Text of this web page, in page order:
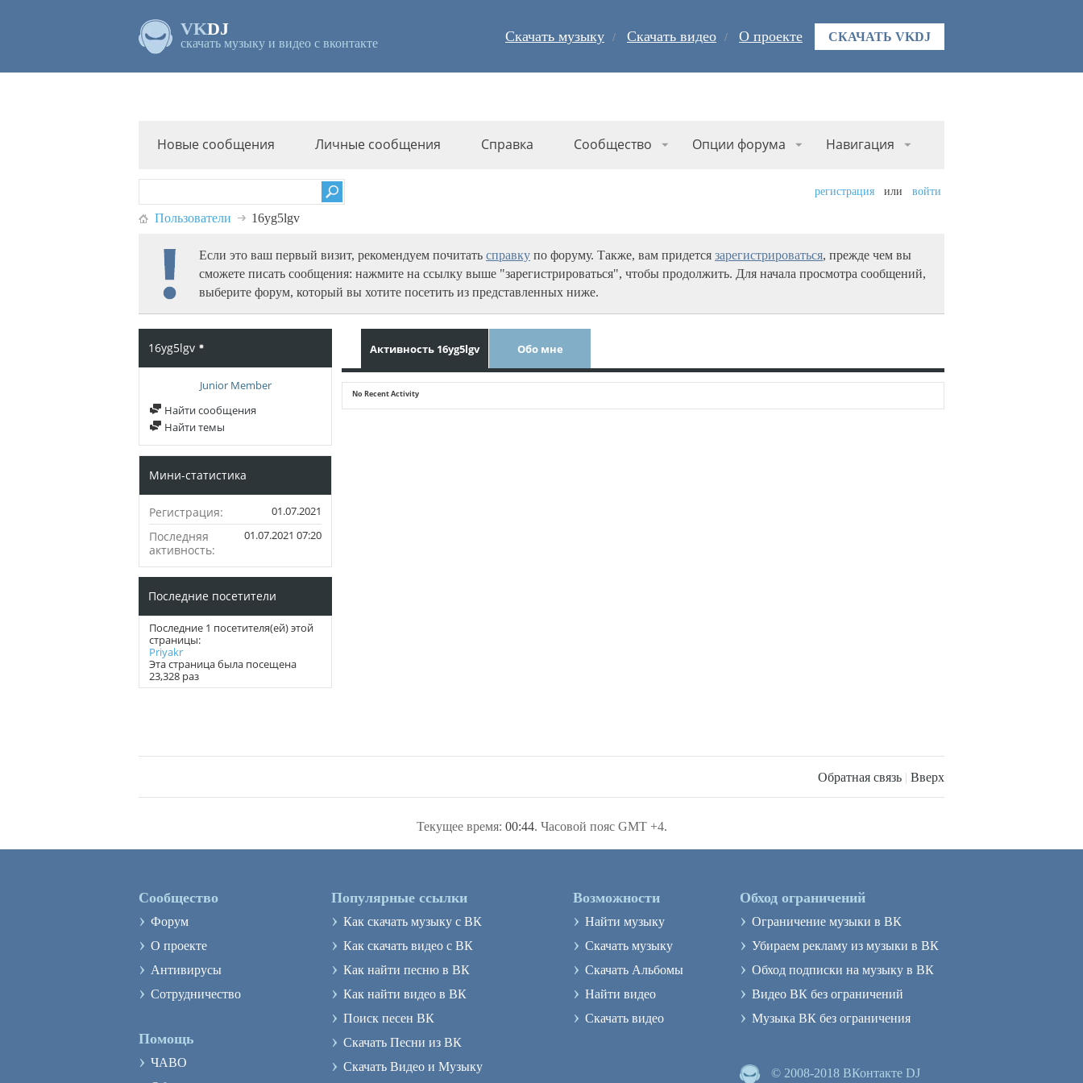
VKDJ
скачать музыку и видео с вконтакте Скачать музыку Скачать видео О проекте СКАЧАТЬ VKDJ
Новые сообщения Личные сообщения Справка Сообщество Опции форума Навигация
регистрация или войти
Пользователи 16yg5lgv
Если это ваш первый визит, рекомендуем почитать справку по форуму. Также, вам придется зарегистрироваться, прежде чем вы
сможете писать сообщения: нажмите на ссылку выше "зарегистрироваться", чтобы продолжить. Для начала просмотра сообщений,
выберите форум, который вы хотите посетить из представленных ниже.
16yg5lgv
Junior Member
Найти сообщения
Найти темы
Мини-статистика
Регистрация 01.07.2021
Последняя
активность
01.07.2021 07:20
Последние посетители
Последние 1 посетителя(ей) этой
страницы:
Priyakr
Эта страница была посещена
23,328 раз
Активность 16yg5lgv Обо мне
No Recent Activity
Обратная связь | Вверх
Текущее время: 00:44. Часовой пояс GMT +4.
Сообщество
› Форум
› О проекте
› Антивирусы
› Сотрудничество
Помощь
› ЧАВО
Популярные ссылки
› Как скачать музыку с ВК
› Как скачать видео с ВК
› Как найти песню в ВК
› Как найти видео в ВК
› Поиск песен ВК
› Скачать Песни из ВК
› Скачать Видео и Музыку
Возможности
› Найти музыку
› Скачать музыку
› Скачать Альбомы
› Найти видео
› Скачать видео
Обход ограничений
› Ограничение музыки в ВК
› Убираем рекламу из музыки в ВК
› Обход подписки на музыку в ВК
› Видео ВК без ограничений
› Музыка ВК без ограничения
© 2008-2018 ВКонтакте DJ